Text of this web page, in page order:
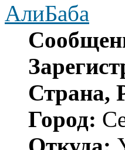
АлиБаба
Страна,
Город: